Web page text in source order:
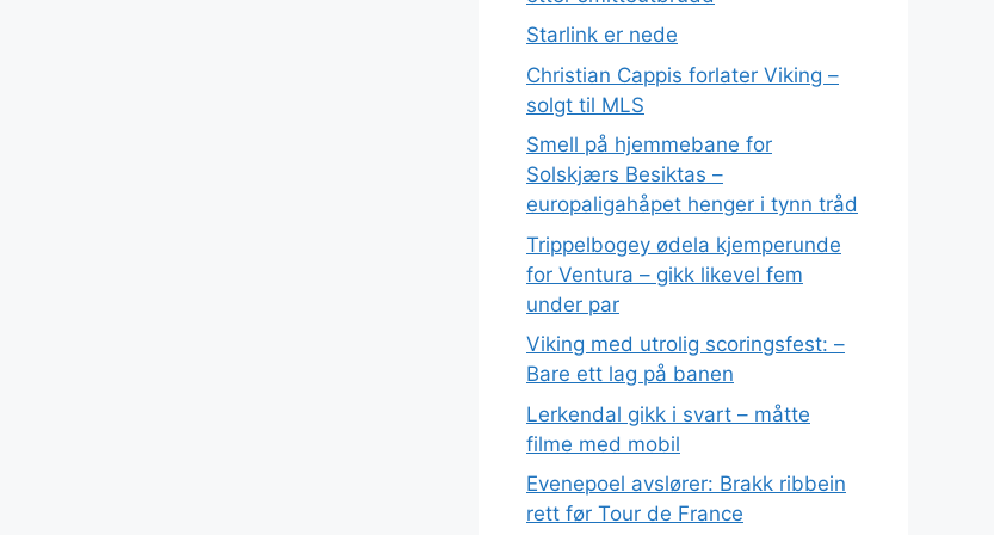
Starlink er nede
Christian Cappis forlater Viking –
solgt til MLS
Smell på hjemmebane for
Solskjærs Besiktas –
europaligahåpet henger i tynn tråd
Trippelbogey ødela kjemperunde
for Ventura – gikk likevel fem
under par
Viking med utrolig scoringsfest: –
Bare ett lag på banen
Lerkendal gikk i svart – måtte
filme med mobil
Evenepoel avslører: Brakk ribbein
rett før Tour de France